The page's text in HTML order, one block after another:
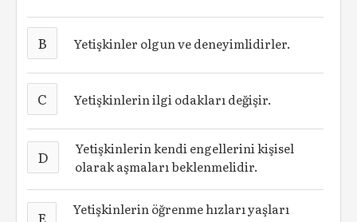
B Yetişkinler olgun ve deneyimlidirler.
C Yetişkinlerin ilgi odakları değişir.
D
Yetişkinlerin kendi engellerini kişisel
olarak aşmaları beklenmelidir.
E
Yetişkinlerin öğrenme hızları yaşları